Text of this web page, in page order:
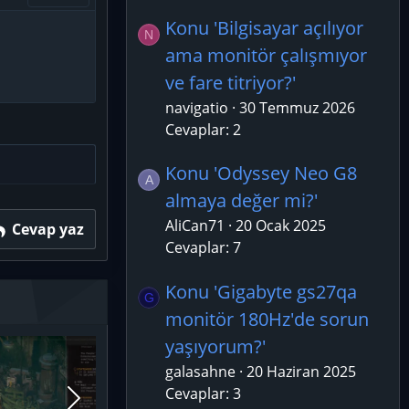
Cevap yaz
N
Konu 'Bilgisayar açılıyor
ama monitör çalışmıyor
ve fare titriyor?'
navigatio 30 Temmuz 2026
Cevaplar: 2
A
Konu 'Odyssey Neo G8
almaya değer mi?'
AliCan71
20 Ocak 2025
Cevaplar: 7
G
Konu 'Gigabyte gs27qa
monitör 180Hz'de sorun
yaşıyorum?'
galasahne 20 Haziran 2025
Cevaplar: 3